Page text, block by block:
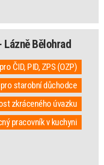
Bělohrad
ČID, PID, ZPS (OZP)
starobní důchodce
zkráceného úvazku
pracovník v kuchyni